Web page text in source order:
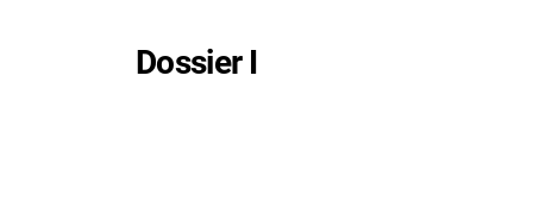
Dossier I